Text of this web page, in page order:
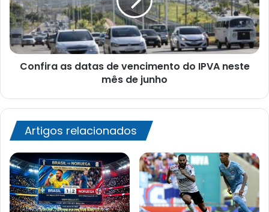
do
IPVA
neste
mês
Confira as datas de vencimento do IPVA neste
mês de junho
Artigos relacionados